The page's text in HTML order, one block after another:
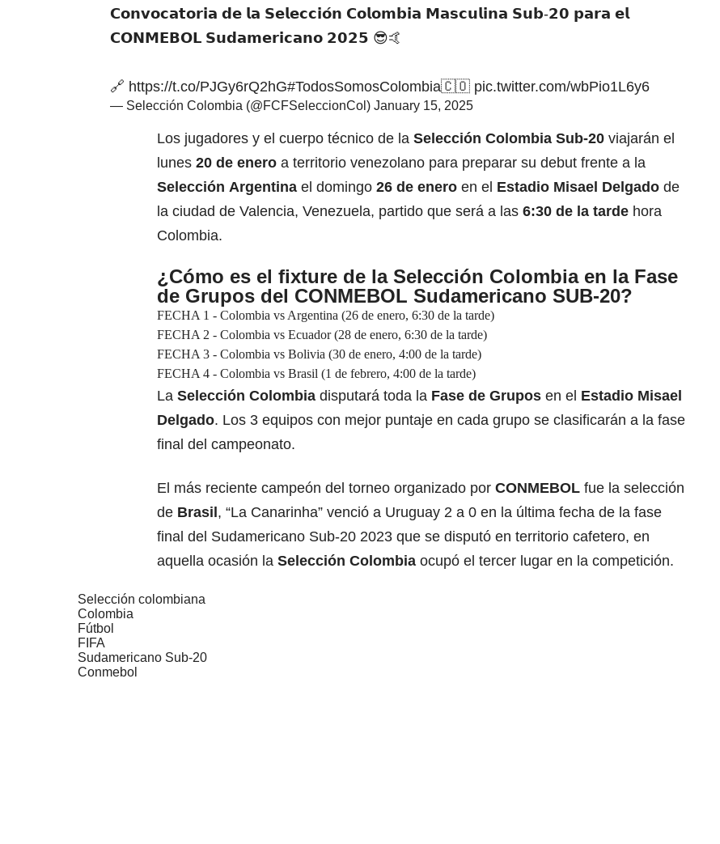
𝗖𝗼𝗻𝘃𝗼𝗰𝗮𝘁𝗼𝗿𝗶𝗮 𝗱𝗲 𝗹𝗮 𝗦𝗲𝗹𝗲𝗰𝗰𝗶𝗼́𝗻 𝗖𝗼𝗹𝗼𝗺𝗯𝗶𝗮 𝗠𝗮𝘀𝗰𝘂𝗹𝗶𝗻𝗮 𝗦𝘂𝗯-𝟮𝟬 𝗽𝗮𝗿𝗮 𝗲𝗹
𝗖𝗢𝗡𝗠𝗘𝗕𝗢𝗟 𝗦𝘂𝗱𝗮𝗺𝗲𝗿𝗶𝗰𝗮𝗻𝗼 𝟮𝟬𝟮𝟱 😎🤙
🔗 https://t.co/PJGy6rQ2hG#TodosSomosColombia🇨🇴 pic.twitter.com/wbPio1L6y6
— Selección Colombia (@FCFSeleccionCol) January 15, 2025
Los jugadores y el cuerpo técnico de la Selección Colombia Sub-20 viajarán el
lunes 20 de enero a territorio venezolano para preparar su debut frente a la
Selección Argentina el domingo 26 de enero en el Estadio Misael Delgado de
la ciudad de Valencia, Venezuela, partido que será a las 6:30 de la tarde hora
Colombia.
¿Cómo es el fixture de la Selección Colombia en la Fase
de Grupos del CONMEBOL Sudamericano SUB-20?
FECHA 1 - Colombia vs Argentina (26 de enero, 6:30 de la tarde)
FECHA 2 - Colombia vs Ecuador (28 de enero, 6:30 de la tarde)
FECHA 3 - Colombia vs Bolivia (30 de enero, 4:00 de la tarde)
FECHA 4 - Colombia vs Brasil (1 de febrero, 4:00 de la tarde)
La Selección Colombia disputará toda la Fase de Grupos en el Estadio Misael
Delgado. Los 3 equipos con mejor puntaje en cada grupo se clasificarán a la fase
final del campeonato.
El más reciente campeón del torneo organizado por CONMEBOL fue la selección
de Brasil, “La Canarinha” venció a Uruguay 2 a 0 en la última fecha de la fase
final del Sudamericano Sub-20 2023 que se disputó en territorio cafetero, en
aquella ocasión la Selección Colombia ocupó el tercer lugar en la competición.
Selección colombiana
Colombia
Fútbol
FIFA
Sudamericano Sub-20
Conmebol